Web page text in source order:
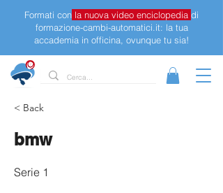
Formati con la nuova video enciclopedia di
formazione-cambi-automatici.it: la tua
accademia in officina, ovunque tu sia!
< Back
bmw
Serie 1